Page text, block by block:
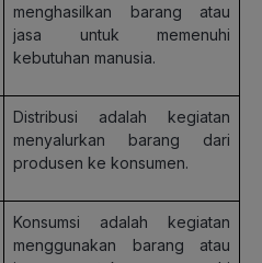
menghasilkan barang atau
jasa untuk memenuhi
kebutuhan manusia.
Distribusi adalah kegiatan
menyalurkan barang dari
produsen ke konsumen.
Konsumsi adalah kegiatan
menggunakan barang atau